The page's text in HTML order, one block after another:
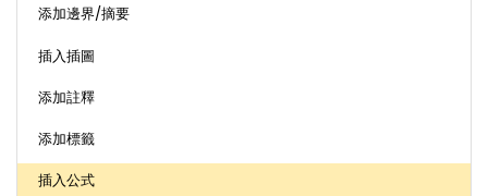
添加邊界/摘要
插入插圖
添加註釋
添加標籤
插入公式